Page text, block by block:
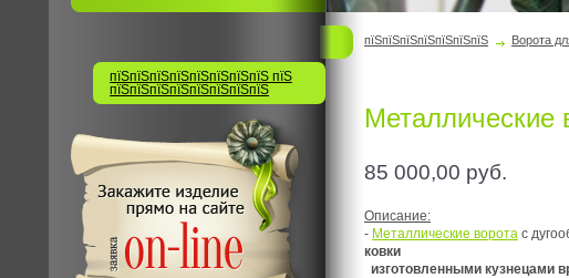
пїЅпїЅпїЅпїЅпїЅпїЅпїЅпїЅ пїЅ
пїЅпїЅпїЅпїЅпїЅпїЅпїЅпїЅ
пїЅпїЅпїЅпїЅпїЅпїЅпїЅ Ворота
Металлические
85 000,00 руб.
Описание:
- Металлические ворота с
ковки
изготовленными кузнецами